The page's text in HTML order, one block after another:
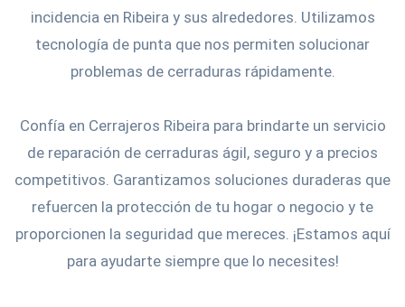
incidencia en Ribeira y sus alrededores. Utilizamos
tecnología de punta que nos permiten solucionar
problemas de cerraduras rápidamente.
Confía en Cerrajeros Ribeira para brindarte un servicio
de reparación de cerraduras ágil, seguro y a precios
competitivos. Garantizamos soluciones duraderas que
refuercen la protección de tu hogar o negocio y te
proporcionen la seguridad que mereces. ¡Estamos aquí
para ayudarte siempre que lo necesites!